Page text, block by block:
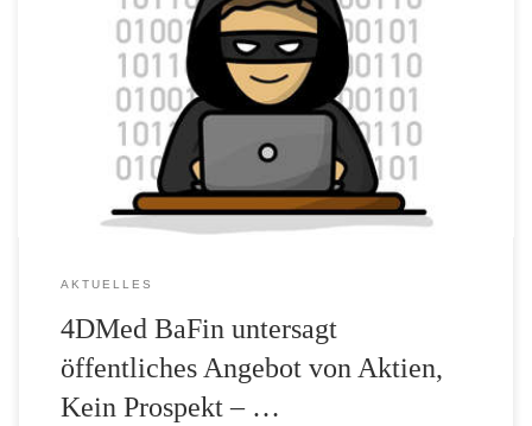
Die Deutsche Gemeinschaft bearbeitet den dubiosen Fall 4DMed
bereits für seine Mitglieder. Zuletzt wiesen wir bereits im
November 2020 unter anderem auch auf genau den jetzt
erwiesenen Missstand mit dem nicht vorhandenen Prospektmaterial
und den damit einhergehenden potenziellen Problemen hin. (Den
ganzen damaligen Artikel zur Auffrischung finden Sie am Ende
AKTUELLES
4DMed BaFin untersagt
öffentliches Angebot von Aktien,
Kein Prospekt – …